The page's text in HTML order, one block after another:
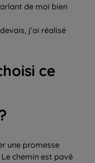
de moi bien
j’ai réalisé
ce
une promesse
chemin est pavé